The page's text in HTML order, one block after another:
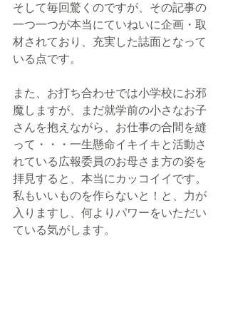
そして毎回驚くのですが、その記事の
一つ一つが本当にていねいに企画・取
材されており、充実した誌面となって
いる点です。
また、お打ち合わせでは小学校にお邪
魔しますが、まだ就学前の小さなお子
さんを抱えながら、お仕事の合間を縫
って・・・一生懸命イキイキと活動さ
れている広報委員のお母さま方の姿を
拝見すると、本当にカッコイイです。
私もいいものを作らないと！と、力が
入りますし、何よりパワーをいただい
ている気がします。